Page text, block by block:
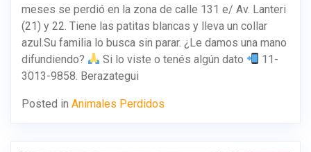
meses se perdió en la zona de calle 131 e/ Av. Lanteri
(21) y 22. Tiene las patitas blancas y lleva un collar
azul.Su familia lo busca sin parar. ¿Le damos una mano
difundiendo?
Si lo viste o tenés algún dato
11-
3013-9858. Berazategui
Posted in Animales Perdidos